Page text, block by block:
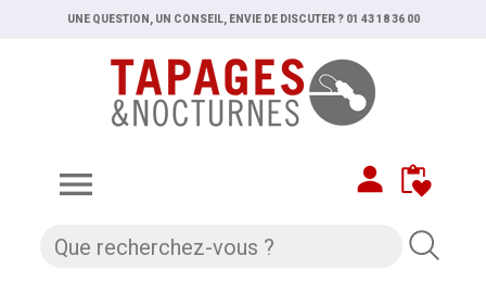
UNE QUESTION, UN CONSEIL, ENVIE DE DISCUTER ? 01 43 18 36 00
